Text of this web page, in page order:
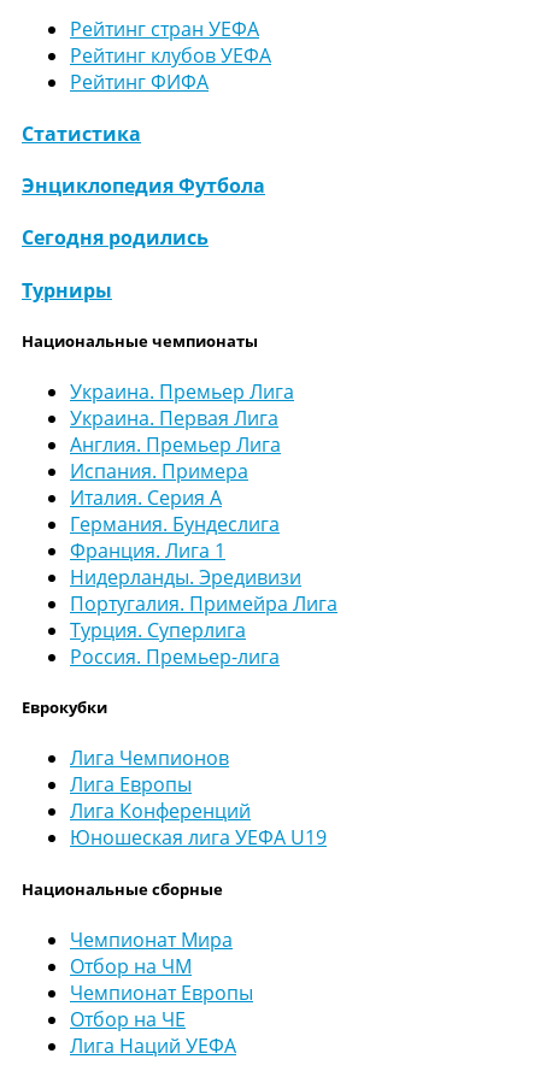
Рейтинг стран УЕФА
Рейтинг клубов УЕФА
Рейтинг ФИФА
Статистика
Энциклопедия Футбола
Сегодня родились
Турниры
Национальные чемпионаты
Украина. Премьер Лига
Украина. Первая Лига
Англия. Премьер Лига
Испания. Примера
Италия. Серия А
Германия. Бундеслига
Франция. Лига 1
Нидерланды. Эредивизи
Португалия. Примейра Лига
Турция. Суперлига
Россия. Премьер-лига
Еврокубки
Лига Чемпионов
Лига Европы
Лига Конференций
Юношеская лига УЕФА U19
Национальные сборные
Чемпионат Мира
Отбор на ЧМ
Чемпионат Европы
Отбор на ЧЕ
Лига Наций УЕФА